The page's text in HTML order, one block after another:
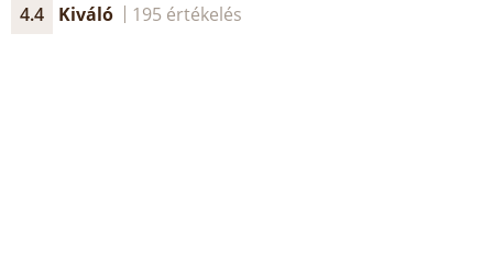
4.4 Kiváló 195 értékelés